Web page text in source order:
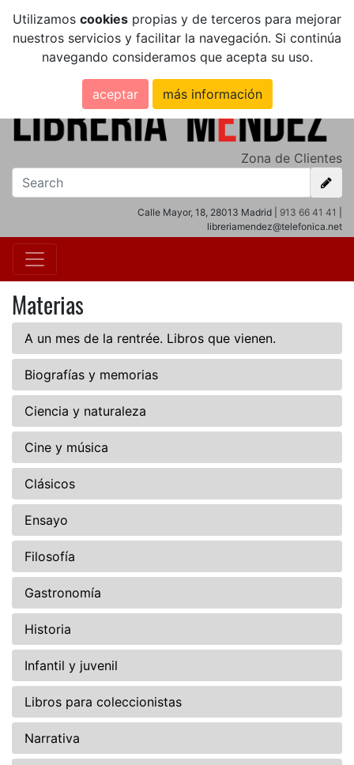
Utilizamos cookies propias y de terceros para mejorar
nuestros servicios y facilitar la navegación. Si continúa
navegando consideramos que acepta su uso.
aceptar más información
Zona de Clientes
Calle Mayor, 18, 28013 Madrid | 913 66 41 41
libreriamendez@telefonica.net
Materias
A un mes de la rentrée. Libros que vienen.
Biografías y memorias
Ciencia y naturaleza
Cine y música
Clásicos
Ensayo
Filosofía
Gastronomía
Historia
Infantil y juvenil
Libros para coleccionistas
Narrativa